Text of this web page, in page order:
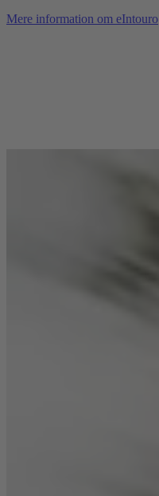
Mere information om eIntouro